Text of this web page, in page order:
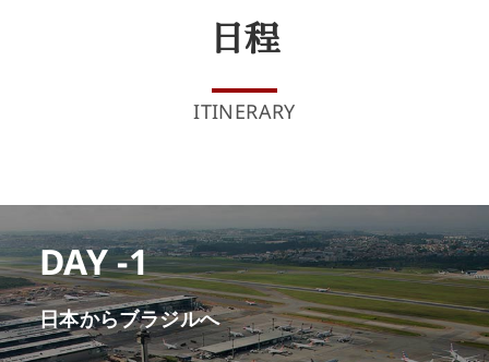
日程
ITINERARY
DAY -1
日本からブラジルへ